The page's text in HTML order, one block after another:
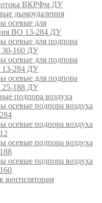
ВКРФм ДУ
дымоудаления
осевые для
ВО 13-284 ДУ
осевые для подпора
30-160 ДУ
осевые для подпора
13-284 ДУ
осевые для подпора
25-188 ДУ
подпора воздуха
осевые подпора воздуха
осевые подпора воздуха
осевые подпора воздуха
осевые подпора воздуха
вентиляторам